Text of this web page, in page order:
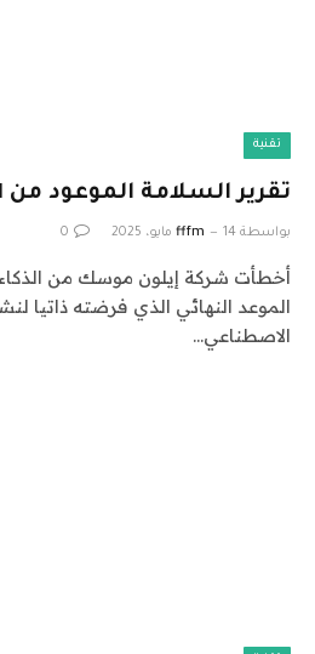
تقنية
تقرير السلامة الموعود من XAI هو MIA
بواسطة fffm 14 مايو، 2025 0
الموعد النهائي الذي فرضته ذاتيا
الاصطناعي…